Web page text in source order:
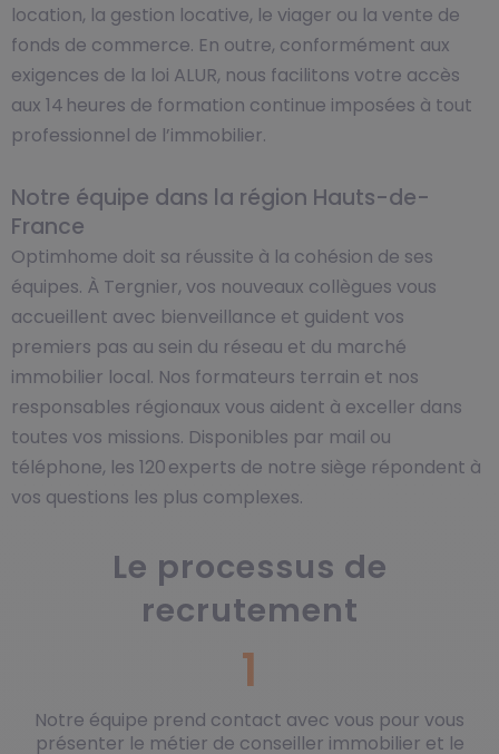
location, la gestion locative, le viager ou la vente de
fonds de commerce. En outre, conformément aux
exigences de la loi ALUR, nous facilitons votre accès
aux 14 heures de formation continue imposées à tout
professionnel de l’immobilier.
Notre équipe dans la région Hauts-de-
France
Optimhome doit sa réussite à la cohésion de ses
équipes. À Tergnier, vos nouveaux collègues vous
accueillent avec bienveillance et guident vos
premiers pas au sein du réseau et du marché
immobilier local. Nos formateurs terrain et nos
responsables régionaux vous aident à exceller dans
toutes vos missions. Disponibles par mail ou
téléphone, les 120 experts de notre siège répondent à
vos questions les plus complexes.
Le processus de
recrutement
1
Notre équipe prend contact avec vous pour vous
présenter le métier de conseiller immobilier et le